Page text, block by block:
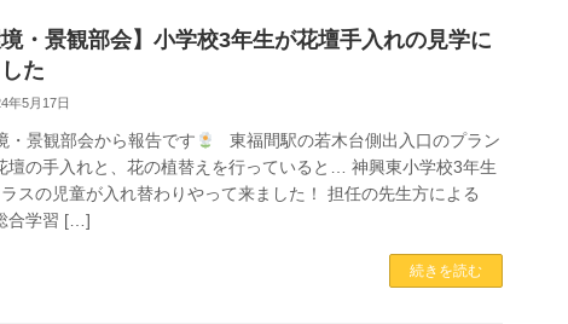
境・景観部会】小学校3年生が花壇手入れの見学に
た
年5月17日
・景観部会から報告です
東福間駅の若木台側出入口のプラン
壇の手入れと、花の植替えを行っていると… 神興東小学校3年生
スの児童が入れ替わりやって来ました！ 担任の先生方による
合学習 […]
続きを読む